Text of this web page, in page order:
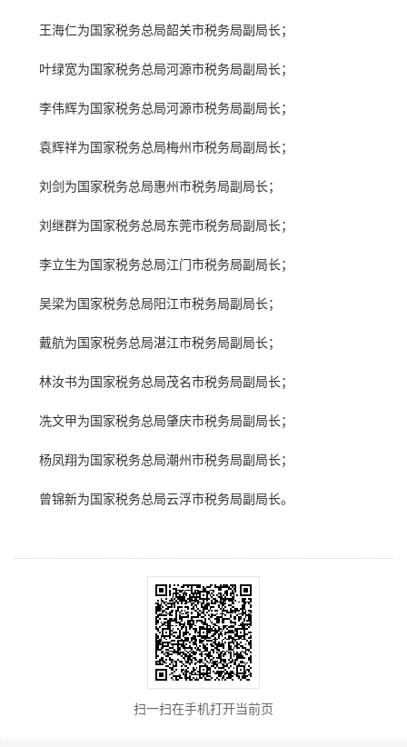
王海仁为国家税务总局韶关市税务局副局长；
叶绿宽为国家税务总局河源市税务局副局长；
李伟辉为国家税务总局河源市税务局副局长；
袁辉祥为国家税务总局梅州市税务局副局长；
刘剑为国家税务总局惠州市税务局副局长；
刘继群为国家税务总局东莞市税务局副局长；
李立生为国家税务总局江门市税务局副局长；
吴梁为国家税务总局阳江市税务局副局长；
戴航为国家税务总局湛江市税务局副局长；
林汝书为国家税务总局茂名市税务局副局长；
冼文甲为国家税务总局肇庆市税务局副局长；
杨凤翔为国家税务总局潮州市税务局副局长；
曾锦新为国家税务总局云浮市税务局副局长。
扫一扫在手机打开当前页